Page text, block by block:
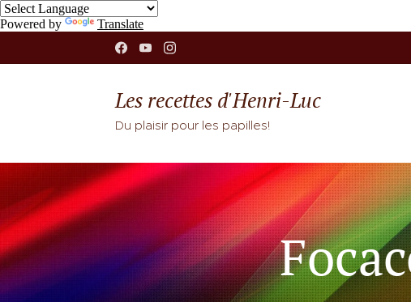
Powered by Translate
Les recettes d'Henri-Luc
Du plaisir pour les papilles!